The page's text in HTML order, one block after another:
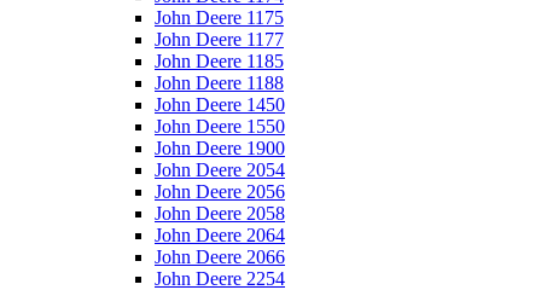
John Deere 1175
John Deere 1177
John Deere 1185
John Deere 1188
John Deere 1450
John Deere 1550
John Deere 1900
John Deere 2054
John Deere 2056
John Deere 2058
John Deere 2064
John Deere 2066
John Deere 2254